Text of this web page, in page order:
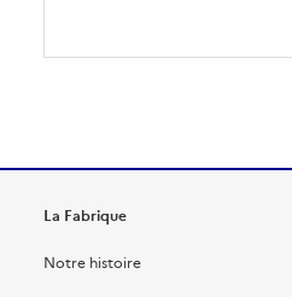
La Fabrique
Notre histoire